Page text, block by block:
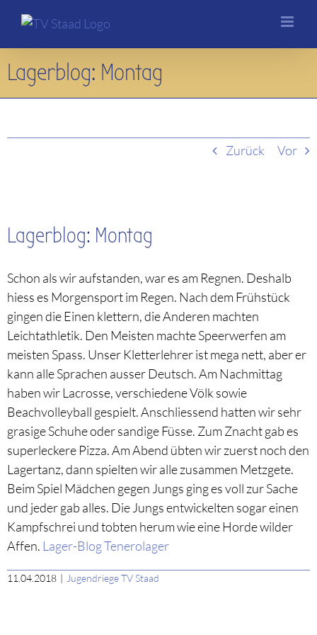
content
Lagerblog: Montag
Zurück Vor
Lagerblog: Montag
Schon als wir aufstanden, war es am Regnen. Deshalb
hiess es Morgensport im Regen. Nach dem Frühstück
gingen die Einen klettern, die Anderen machten
Leichtathletik. Den Meisten machte Speerwerfen am
meisten Spass. Unser Kletterlehrer ist mega nett, aber er
kann alle Sprachen ausser Deutsch. Am Nachmittag
haben wir Lacrosse, verschiedene Völk sowie
Beachvolleyball gespielt. Anschliessend hatten wir sehr
grasige Schuhe oder sandige Füsse. Zum Znacht gab es
superleckere Pizza. Am Abend übten wir zuerst noch den
Lagertanz, dann spielten wir alle zusammen Metzgete.
Beim Spiel Mädchen gegen Jungs ging es voll zur Sache
und jeder gab alles. Die Jungs entwickelten sogar einen
Kampfschrei und tobten herum wie eine Horde wilder
Affen. Lager-Blog Tenerolager
11.04.2018 | Jugendriege TV Staad